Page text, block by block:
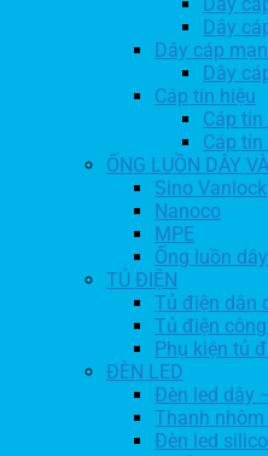
Dây
Dây
Dây cáp
Dây
Cáp tín hiệu
Cáp
Cáp tín
ỐNG LUỒN DÂY
Sino Vanlock
Nanoco
MPE
Ống luồn
TỦ ĐIỆN
Tủ điện dân
Tủ điện
Phụ kiện tủ
ĐÈN LED
Đèn led dây
Thanh
Đèn led